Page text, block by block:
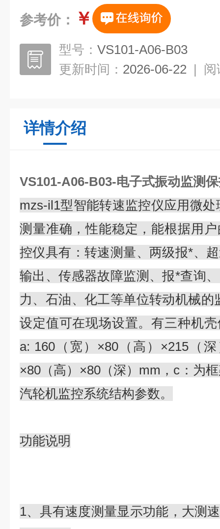
参考价： ￥
型号： VS101-A06-B03
更新时间： 2026-06-22 | 阅
详情介绍
VS101-A06-B03-电子式振动监测
mzs-il1型智能转速监控仪应用微
测量准确，性能稳定，能根据用
控仪具有：转速测量、两级报*、
输出、传感器故障监测、报*查询
力、石油、化工等单位转动机械
设定值可在现场设置。有三种机
a: 160（宽）×80（高）×215（
×80（高）×80（深）mm，c：为
汽轮机监控系统结构参数。
功能说明
1、具有速度测量显示功能，大测